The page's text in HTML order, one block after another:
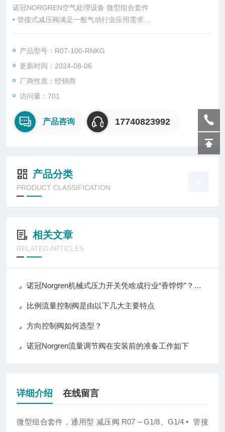
诺冠NORGREN空气处理设备 微型组合套件
• 管接式减压阀满足一般气动行业应用需求
• 标配为溢流型
产品型号：R07-100-RNKG
更新时间：2024-08-06
厂商性质：经销商
访问量：701
产品咨询 17740823992
产品分类
PRODUCT CLASSIFICATION
相关文章
RELATED ARTICLES
诺冠Norgren机械式压力开关凭啥成行业“香饽饽”？其核心优势藏不住了
比例流量控制阀是由以下几大主要特点
方向控制阀如何选型？
诺冠Norgren流量调节阀在安装前的准备工作如下
详细介绍 在线留言
微型组合套件，通用型 减压阀 R07 – G1/8 G1/4•管接